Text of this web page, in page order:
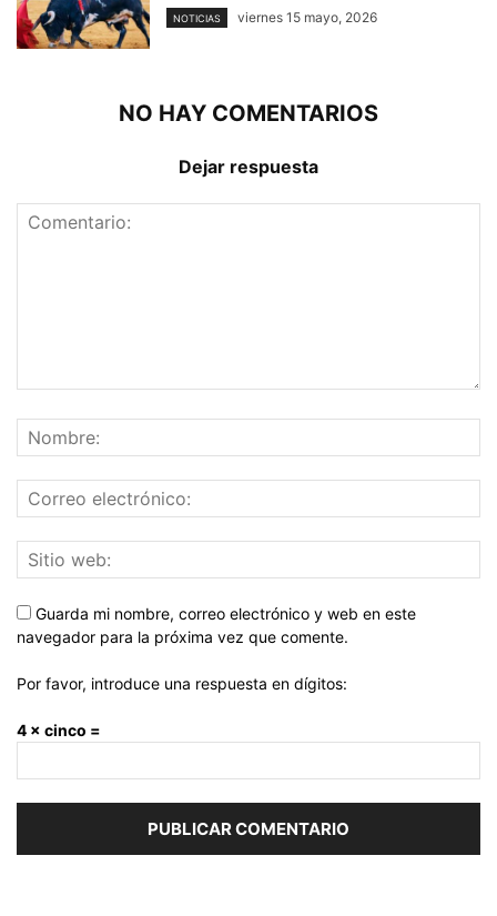
NOTICIAS viernes 15 mayo, 2026
NO HAY COMENTARIOS
Dejar respuesta
Guarda mi nombre, correo electrónico y web en este
navegador para la próxima vez que comente.
Por favor, introduce una respuesta en dígitos:
4 × cinco =